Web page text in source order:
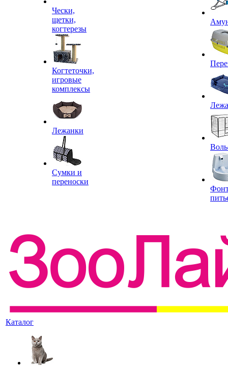
Чески,
щетки,
когтерезы
Когтеточки,
игровые
комплексы
Лежанки
Сумки и
переноски
Каталог